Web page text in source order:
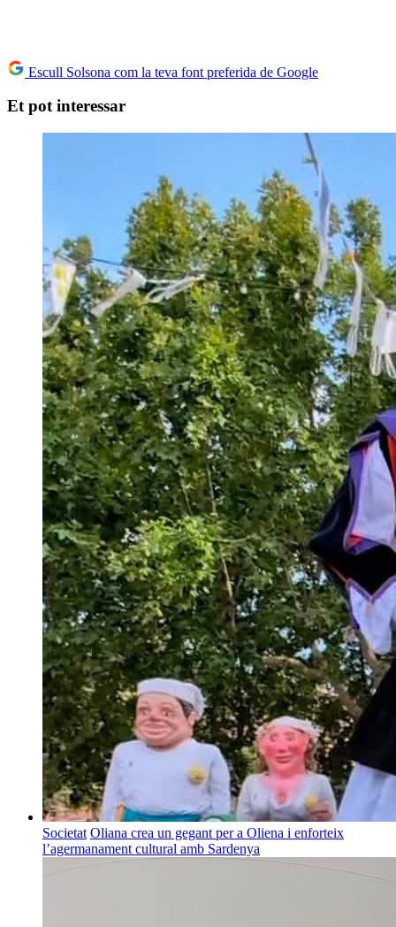
Escull Solsona com la teva font preferida de Google
Et pot interessar
Societat Oliana crea un gegant per a Oliena i enforteix
l’agermanament cultural amb Sardenya